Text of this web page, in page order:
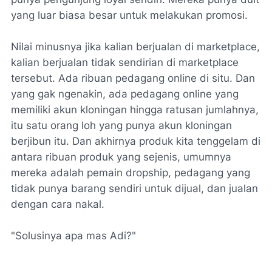
yang luar biasa besar untuk melakukan promosi.
Nilai minusnya jika kalian berjualan di marketplace,
kalian berjualan tidak sendirian di marketplace
tersebut. Ada ribuan pedagang online di situ. Dan
yang gak ngenakin, ada pedagang online yang
memiliki akun kloningan hingga ratusan jumlahnya,
itu satu orang loh yang punya akun kloningan
berjibun itu. Dan akhirnya produk kita tenggelam di
antara ribuan produk yang sejenis, umumnya
mereka adalah pemain dropship, pedagang yang
tidak punya barang sendiri untuk dijual, dan jualan
dengan cara nakal.
"Solusinya apa mas Adi?"